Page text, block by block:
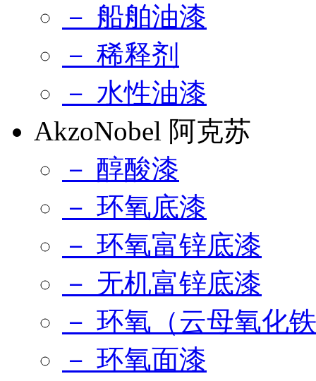
－ 船舶油漆
－ 稀释剂
－ 水性油漆
AkzoNobel 阿克苏
－ 醇酸漆
－ 环氧底漆
－ 环氧富锌底漆
－ 无机富锌底漆
－ 环氧（云母氧化
－ 环氧面漆